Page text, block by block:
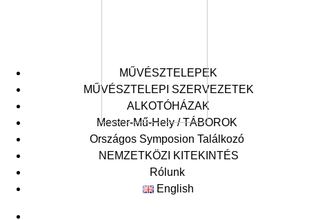
MŰVÉSZTELEPEK
MŰVÉSZTELEPI SZERVEZETEK
ALKOTÓHÁZAK
Mester-Mű-Hely / TÁBOROK
Symposion Akadémia
Mester-Mű-Hely
Országos Symposion Találkozó
XXIX Országos Symposion Találkozó
XXVIII. Országos Symposion Találkozó
XXVII. Országos Symposion Találkozó
NEMZETKÖZI KITEKINTÉS
Rólunk
Archivum
English